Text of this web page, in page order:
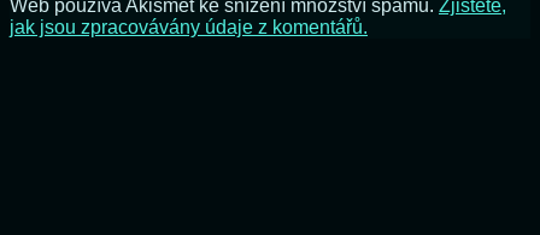
Web používá Akismet ke snížení množství spamu. Zjistěte,
jak jsou zpracovávány údaje z komentářů.